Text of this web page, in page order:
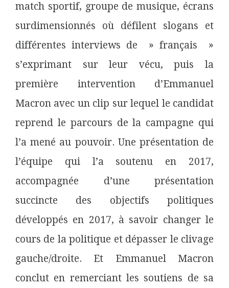
match sportif, groupe de musique, écrans
surdimensionnés où défilent slogans et
différentes interviews de » français »
s’exprimant sur leur vécu, puis la
première intervention d’Emmanuel
Macron avec un clip sur lequel le candidat
reprend le parcours de la campagne qui
l’a mené au pouvoir. Une présentation de
l’équipe qui l’a soutenu en 2017,
accompagnée d’une présentation
succincte des objectifs politiques
développés en 2017, à savoir changer le
cours de la politique et dépasser le clivage
gauche/droite. Et Emmanuel Macron
conclut en remerciant les soutiens de sa